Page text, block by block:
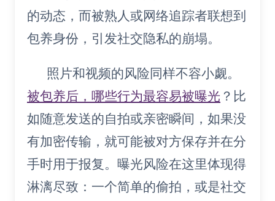
的动态，而被熟人或网络追踪者联想到
包养身份，引发社交隐私的崩塌。
照片和视频的风险同样不容小觑。
被包养后，哪些行为最容易被曝光 ？比
如随意发送的自拍或亲密瞬间，如果没
有加密传输，就可能被对方保存并在分
手时用于报复。曝光风险在这里体现得
淋漓尽致：一个简单的偷拍，或是社交